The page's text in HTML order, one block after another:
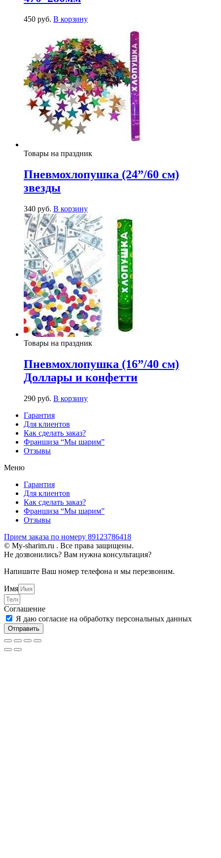
450 руб. В корзину
Товары на праздник
Пневмохлопушка (24”/60 см)
звезды
340 руб. В корзину
Товары на праздник
Пневмохлопушка (16”/40 см)
Доллары и конфетти
290 руб. В корзину
Гарантия
Для клиентов
Как сделать заказ?
Франшиза “Мы шарим”
Отзывы
Меню
Гарантия
Для клиентов
Как сделать заказ?
Франшиза “Мы шарим”
Отзывы
Прием заказа по номеру 89123786418
© My-sharim.ru . Все права защищены.
Не дозвонились? Вам нужна консультация?
Напишите Ваш номер телефона и мы перезвоним.
Имя
Соглашение
Я даю согласие на обработку персональных данных
Отправить